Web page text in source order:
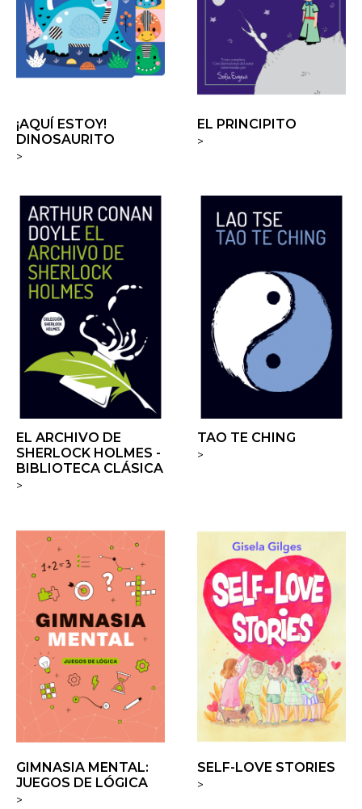
¡AQUÍ ESTOY!
DINOSAURITO
>
EL PRINCIPITO
>
EL ARCHIVO DE
SHERLOCK HOLMES -
BIBLIOTECA CLÁSICA
>
TAO TE CHING
>
GIMNASIA MENTAL:
JUEGOS DE LÓGICA
>
SELF-LOVE STORIES
>